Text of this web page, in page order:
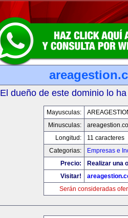
El dueño de este dominio lo
Mayusculas:
Minusculas:
Longitud:
11 caracteres
Categorias:
Empresas e
Precio:
Realizar una
Visitar!
Serán consideradas